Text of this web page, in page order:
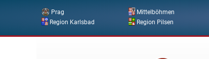
Prag Mittelböhmen
Region Karlsbad
Region Pilsen